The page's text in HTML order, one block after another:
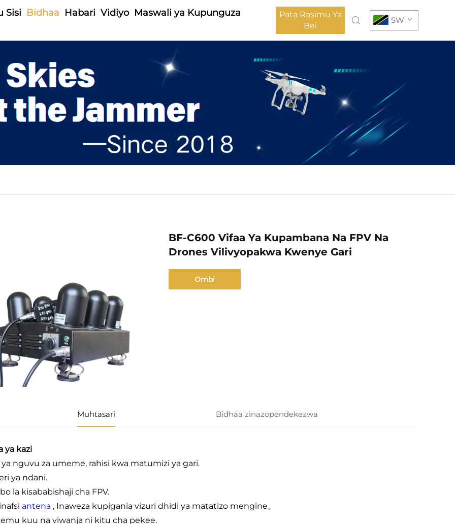
Sisi Bidhaa Habari Vidiyo Maswali ya Kupunguza
Pata Rasimu Ya
Bei
SW
BF-C600 Vifaa Ya Kupambana Na FPV Na
Drones Vilivyopakwa Kwenye Gari
Ombi
Muhtasari Bidhaa zinazopendekezwa
ya kazi
ya nguvu za umeme, rahisi kwa matumizi ya gari.
ya ndani.
la kisababishaji cha FPV.
antena , Inaweza kupigania vizuri dhidi ya matatizo mengine。
kuu na viwanja ni kitu cha pekee.